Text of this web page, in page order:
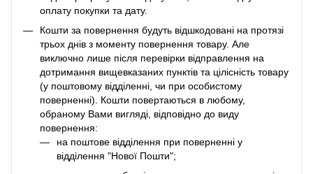
оплату покупки та дату.
Кошти за повернення будуть відшкодовані на протязі
трьох днів з моменту повернення товару. Але
виключно лише після перевірки відправлення на
дотримання вищевказаних пунктів та цілісність товару
(у поштовому відділенні, чи при особистому
поверненні). Кошти повертаються в любому,
обраному Вами вигляді, відповідно до виду
повернення:
на поштове відділення при поверненні у
відділення "Нової Пошти";